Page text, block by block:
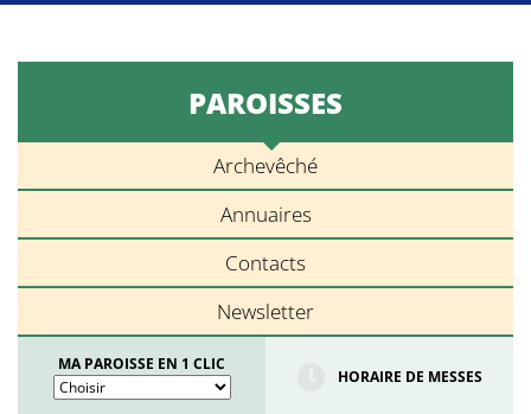
PAROISSES
Archevêché
Annuaires
Contacts
Newsletter
MA PAROISSE EN 1 CLIC
HORAIRE DE MESSES